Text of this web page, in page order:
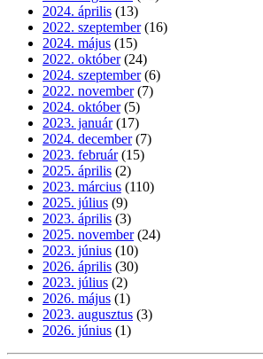
2024. április (13)
2022. szeptember (16)
2024. május (15)
2022. október (24)
2024. szeptember (6)
2022. november (7)
2024. október (5)
2023. január (17)
2024. december (7)
2023. február (15)
2025. április (2)
2023. március (110)
2025. július (9)
2023. április (3)
2025. november (24)
2023. június (10)
2026. április (30)
2023. július (2)
2026. május (1)
2023. augusztus (3)
2026. június (1)